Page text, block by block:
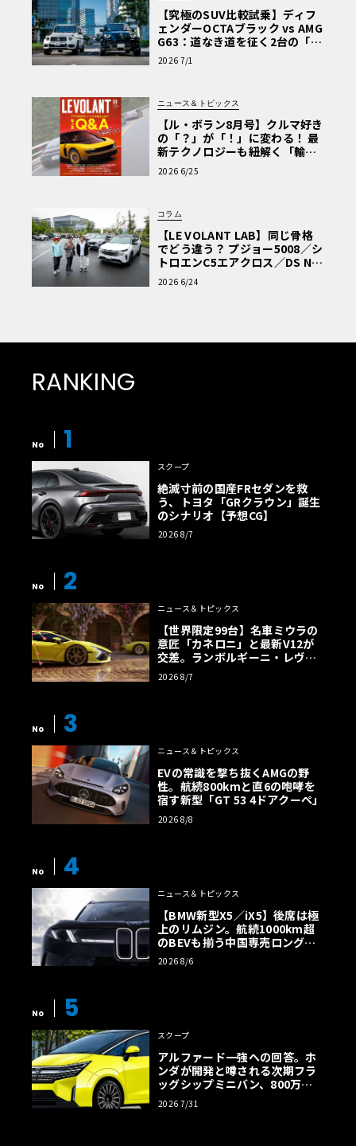
【究極のSUV比較試乗】ディフ
ェンダーOCTAブラック vs AMG
G63：道なき道を征く2台の「対
極的アプローチ」
2026 7/1
ニュース＆トピックス
【ル・ボラン8月号】クルマ好き
の「？」が「！」に変わる！ 最
新テクノロジーも紐解く「輸入
車Q&A」
2026 6/25
コラム
【LE VOLANT LAB】同じ骨格
でどう違う？ プジョー5008／シ
トロエンC5エアクロス／DS Nº4
読者一気乗りレポート
2026 6/24
RANKING
No 1
スクープ
絶滅寸前の国産FRセダンを救
う、トヨタ「GRクラウン」誕生
のシナリオ【予想CG】
2026 8/7
No 2
ニュース＆トピックス
【世界限定99台】名車ミウラの
意匠「カネロニ」と最新V12が
交差。ランボルギーニ・レヴエ
ルトに60周年記念車が登場
2026 8/7
No 3
ニュース＆トピックス
EVの常識を撃ち抜くAMGの野
性。航続800kmと直6の咆哮を
宿す新型「GT 53 4ドアクーペ」
2026 8/8
No 4
ニュース＆トピックス
【BMW新型X5／iX5】後席は極
上のリムジン。航続1000km超
のBEVも揃う中国専売ロング仕
様の全貌
2026 8/6
No 5
スクープ
アルファード一強への回答。ホ
ンダが開発と噂される次期フラ
ッグシップミニバン、800万円
超の勝算【予想CG】
2026 7/31